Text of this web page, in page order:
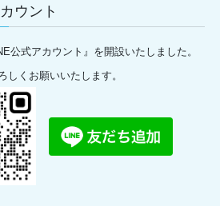
ウント
公式アカウント』を開設いたしました。
しくお願いいたします。